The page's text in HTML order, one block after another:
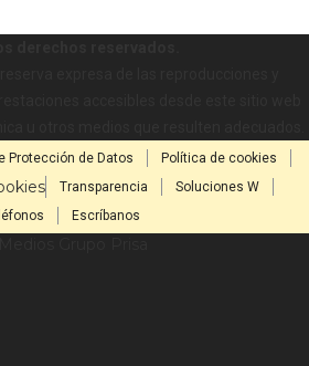
Protección de Datos Política de cookies
Transparencia
Soluciones W
Escríbanos